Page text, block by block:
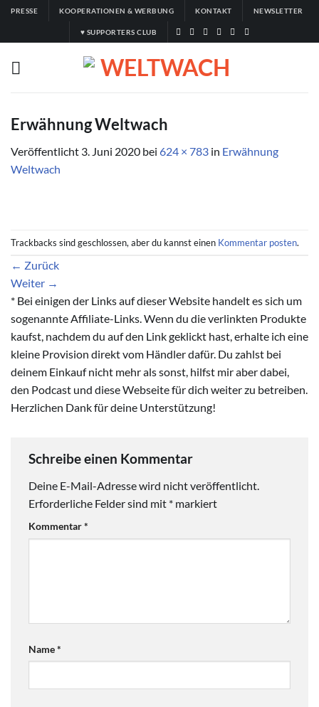
Zum
springen
PRESSE KOOPERATIONEN & WERBUNG KONTAKT NEWSLETTER
♥ SUPPORTERS CLUB
Erwähnung Weltwach
Veröffentlicht 3. Juni 2020 bei 624 × 783 in Erwähnung
Weltwach
Trackbacks sind geschlossen, aber du kannst einen Kommentar posten.
← Zurück
Weiter →
* Bei einigen der Links auf dieser Website handelt es sich um
sogenannte Affiliate-Links. Wenn du die verlinkten Produkte
kaufst, nachdem du auf den Link geklickt hast, erhalte ich eine
kleine Provision direkt vom Händler dafür. Du zahlst bei
deinem Einkauf nicht mehr als sonst, hilfst mir aber dabei,
den Podcast und diese Webseite für dich weiter zu betreiben.
Herzlichen Dank für deine Unterstützung!
Schreibe einen Kommentar
Deine E-Mail-Adresse wird nicht veröffentlicht.
Erforderliche Felder sind mit * markiert
Kommentar*
Name*